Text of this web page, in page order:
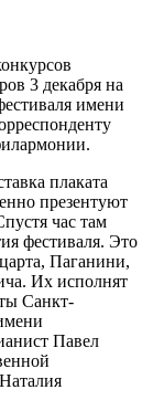
3 декабря на
имени
плаката
презентуют
час там
фестиваля. Это
Паганини,
Их исполнят
Санкт-
Павел